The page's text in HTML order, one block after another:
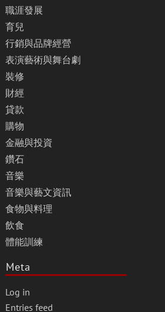
職涯發展
育兒
行銷與品牌經營
表演藝術與舞台劇
裝修
財經
貸款
購物
金融與投資
鑽石
音樂
音樂與藝文資訊
食物與料理
飲食
體能訓練
Meta
Log in
Entries feed